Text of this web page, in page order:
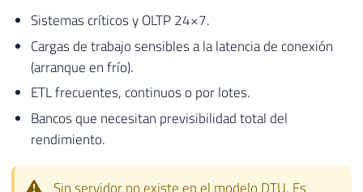
Sistemas críticos y OLTP 24×7.
Cargas de trabajo sensibles a la latencia de conexión
(arranque en frío).
ETL frecuentes, continuos o por lotes.
Bancos que necesitan previsibilidad total del
rendimiento.
Sin servidor no existe en el modelo DTU. Es